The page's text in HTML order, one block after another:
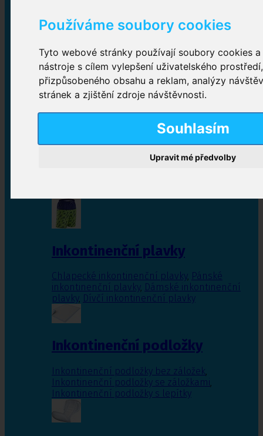
Používáme soubory cookies
Tyto webové stránky používají soubory cookies
nástroje s cílem vylepšení uživatelského
přizpůsobeného obsahu a reklam, analýzy
stránek a zjištění zdroje návštěvnosti.
Souhlasím
Upravit mé předvolby
Inkontinenční kalhotky
Plenkové kalhotky navlékací,Plenkové kalhotky
zalepovací,Inkontinenční kalhotky dámské
Inkontinenční vložky
Inkontinenční plavky
Chlapecké inkontinenční plavky, Pánské
inkontinenční plavky, Dámské inkontinenční
plavky, Dívčí inkontinenční plavky
Inkontinenční podložky
Inkontinenční podložky bez záložek,
Inkontinenční podložky se záložkami,
Inkontinenční podložky s lepítky